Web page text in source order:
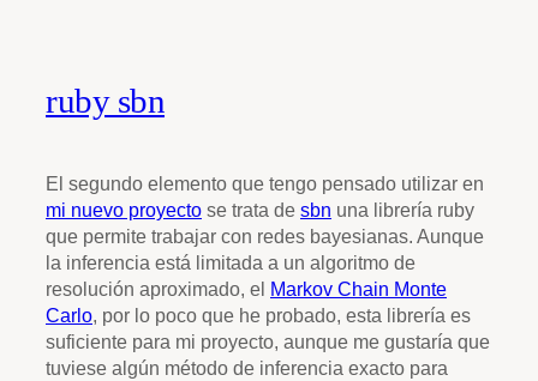
ruby sbn
El segundo elemento que tengo pensado utilizar en
mi nuevo proyecto se trata de sbn una librería ruby
que permite trabajar con redes bayesianas. Aunque
la inferencia está limitada a un algoritmo de
resolución aproximado, el Markov Chain Monte
Carlo, por lo poco que he probado, esta librería es
suficiente para mi proyecto, aunque me gustaría que
tuviese algún método de inferencia exacto para